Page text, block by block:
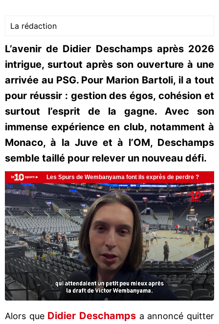
La rédaction
L’avenir de Didier Deschamps après 2026
intrigue, surtout après son ouverture à une
arrivée au PSG. Pour Marion Bartoli, il a tout
pour réussir : gestion des égos, cohésion et
surtout l’esprit de la gagne. Avec son
immense expérience en club, notamment à
Monaco, à la Juve et à l’OM, Deschamps
semble taillé pour relever un nouveau défi.
Alors que Didier Deschamps a annoncé quitter